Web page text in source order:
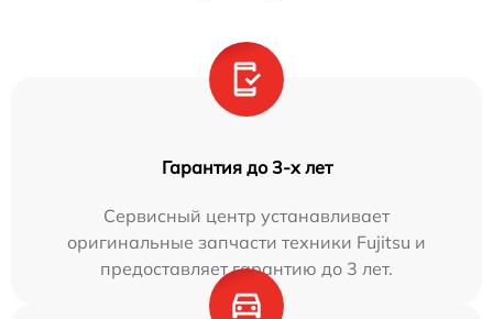
Гарантия до 3-х лет
Сервисный центр устанавливает
оригинальные запчасти техники Fujitsu и
предоставляет гарантию до 3 лет.